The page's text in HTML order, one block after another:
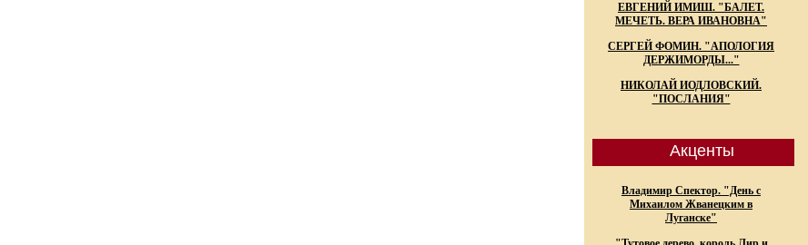
ЕВГЕНИЙ ИМИШ. "БАЛЕТ.
МЕЧЕТЬ. ВЕРА ИВАНОВНА"
СЕРГЕЙ ФОМИН. "АПОЛОГИЯ
ДЕРЖИМОРДЫ..."
НИКОЛАЙ ИОДЛОВСКИЙ.
"ПОСЛАНИЯ"
Акценты
Владимир Спектор. "День с
Михаилом Жванецким в
Луганске"